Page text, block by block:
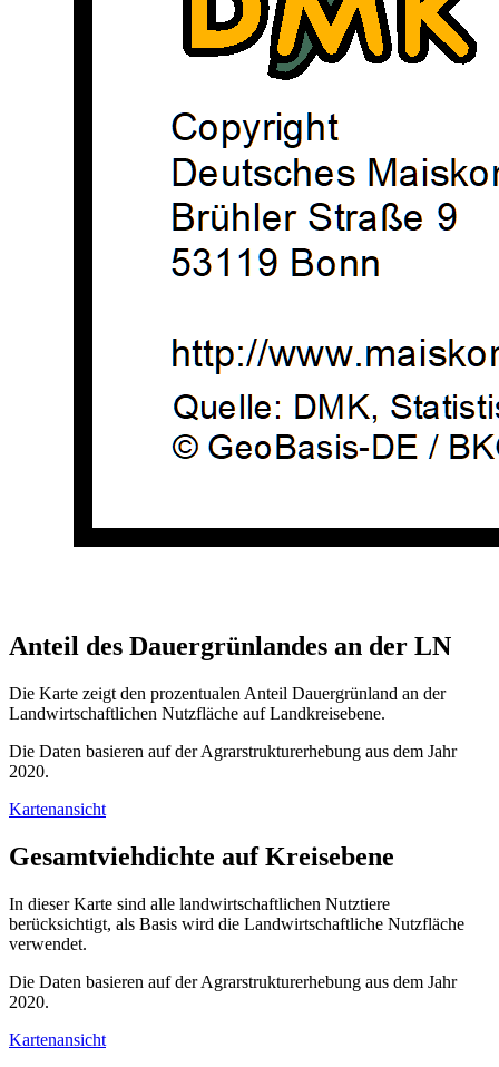
Anteil des Dauergrünlandes an der LN
Die Karte zeigt den prozentualen Anteil Dauergrünland an der
Landwirtschaftlichen Nutzfläche auf Landkreisebene.
Die Daten basieren auf der Agrarstrukturerhebung aus dem Jahr
2020.
Kartenansicht
Gesamtviehdichte auf Kreisebene
In dieser Karte sind alle landwirtschaftlichen Nutztiere
berücksichtigt, als Basis wird die Landwirtschaftliche Nutzfläche
verwendet.
Die Daten basieren auf der Agrarstrukturerhebung aus dem Jahr
2020.
Kartenansicht